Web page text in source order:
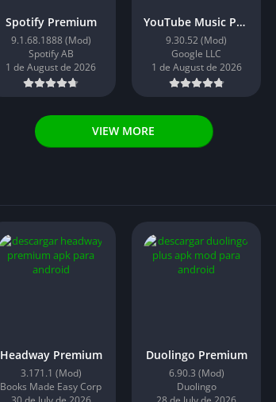
Spotify Premium
9.1.68.1888 (Mod)
Spotify AB
1 de August de 2026
YouTube Music Premium
9.30.52 (Mod)
Google LLC
1 de August de 2026
VIEW MORE
Headway Premium
3.171.1 (Mod)
Books Made Easy Corp
Duolingo Premium
6.90.3 (Mod)
Duolingo